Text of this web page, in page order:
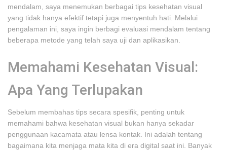
mendalam, saya menemukan berbagai tips kesehatan visual
yang tidak hanya efektif tetapi juga menyentuh hati. Melalui
pengalaman ini, saya ingin berbagi evaluasi mendalam tentang
beberapa metode yang telah saya uji dan aplikasikan.
Memahami Kesehatan Visual:
Apa Yang Terlupakan
Sebelum membahas tips secara spesifik, penting untuk
memahami bahwa kesehatan visual bukan hanya sekadar
penggunaan kacamata atau lensa kontak. Ini adalah tentang
bagaimana kita menjaga mata kita di era digital saat ini. Banyak